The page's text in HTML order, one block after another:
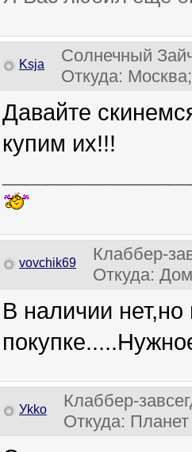
Ksja
Солнечный
Откуда:
Давайте
купим их!!!
vovchik69
Клаббер-
Откуда:
В наличии нет,но
Уkkо
Клаббер-
Откуда: